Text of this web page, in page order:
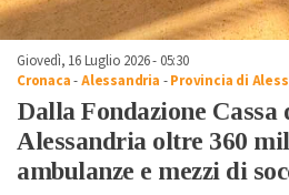
Giovedì, 16 Luglio 2026 - 05:30
Cronaca-Alessandria -Provincia di
Dalla Fondazione
Alessandria oltre 360
ambulanze e mezzi di